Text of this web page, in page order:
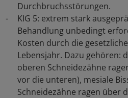
Durchbruchsstörungen.
KIG 5: extrem stark
Behandlung unbedingt
Kosten durch die
Lebensjahr. Dazu gehören:
oberen Schneidezähne
vor die unteren), mesiale
Schneidezähne ragen über